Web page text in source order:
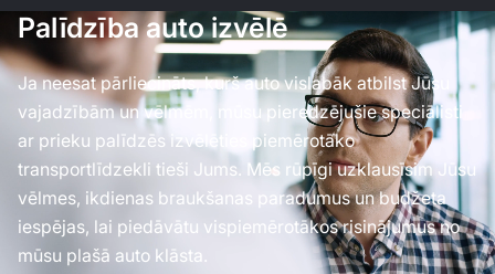
Palīdzība auto izvēlē
Ja neesat pārliecināts, kurš auto vislabāk atbilst Jūsu
vajadzībām un vēlmēm, mūsu pieredzējušie speciālisti
ar prieku palīdzēs izvēlēties piemērotāko
transportlīdzekli tieši Jums. Mēs rūpīgi uzklausīsim Jūsu
vēlmes, ikdienas braukšanas paradumus un budžeta
iespējas, lai piedāvātu vispiemērotākos risinājumus no
mūsu plašā auto klāsta.